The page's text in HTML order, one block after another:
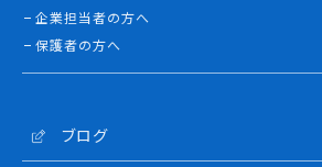
企業担当者の方へ
保護者の方へ
ブログ